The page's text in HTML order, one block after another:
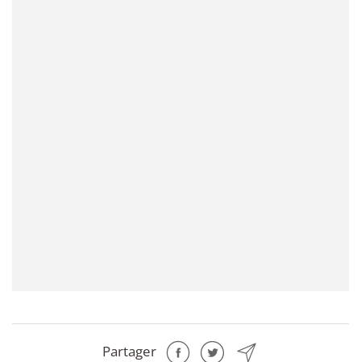
Partager